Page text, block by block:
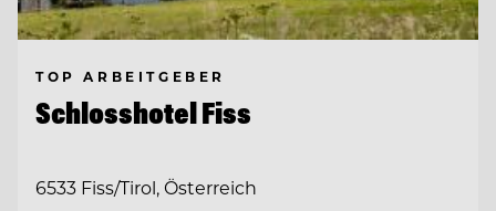
TOP ARBEITGEBER
Schlosshotel Fiss
6533 Fiss/Tirol, Österreich